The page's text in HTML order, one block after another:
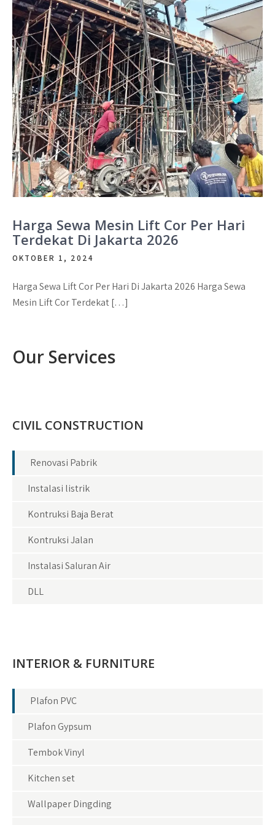
Harga Sewa Mesin Lift Cor Per Hari
Terdekat Di Jakarta 2026
OKTOBER 1, 2024
Harga Sewa Lift Cor Per Hari Di Jakarta 2026 Harga Sewa
Mesin Lift Cor Terdekat […]
Our Services
CIVIL CONSTRUCTION
Renovasi Pabrik
Instalasi listrik
Kontruksi Baja Berat
Kontruksi Jalan
Instalasi Saluran Air
DLL
INTERIOR & FURNITURE
Plafon PVC
Plafon Gypsum
Tembok Vinyl
Kitchen set
Wallpaper Dingding